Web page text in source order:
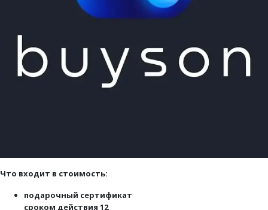
Что входит в стоимость:
подарочный сертификат
сроком действия 12